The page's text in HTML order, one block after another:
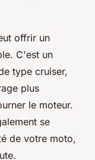
offrir un
. C'est un
type cruiser,
plus
le moteur.
se
de votre moto,